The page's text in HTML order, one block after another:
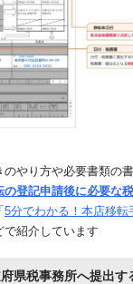
のやり方や必要書類の
の登記申請後に必要な
5分でわかる！本店移転
で紹介しています
県税事務所へ提出す